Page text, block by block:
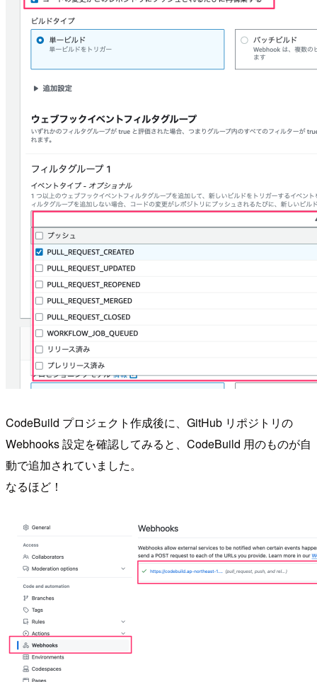
CodeBuild プロジェクト作成後に、GitHub リポジトリの
Webhooks 設定を確認してみると、CodeBuild 用のものが自
動で追加されていました。
なるほど！